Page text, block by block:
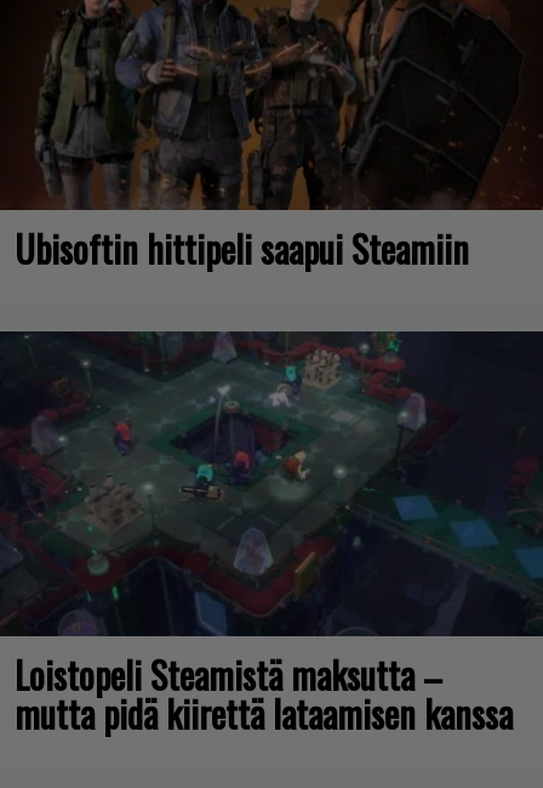
Ubisoftin hittipeli saapui Steamiin
Loistopeli Steamistä maksutta –
mutta pidä kiirettä lataamisen kanssa